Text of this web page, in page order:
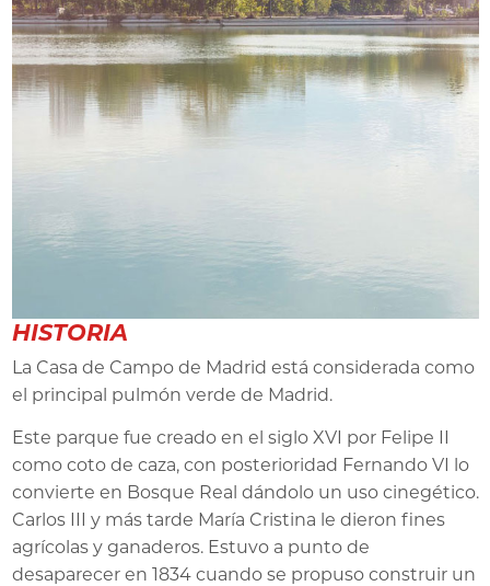
HISTORIA
La Casa de Campo de Madrid está considerada como
el principal pulmón verde de Madrid.
Este parque fue creado en el siglo XVI por Felipe II
como coto de caza, con posterioridad Fernando VI lo
convierte en Bosque Real dándolo un uso cinegético.
Carlos III y más tarde María Cristina le dieron fines
agrícolas y ganaderos. Estuvo a punto de
desaparecer en 1834 cuando se propuso construir un